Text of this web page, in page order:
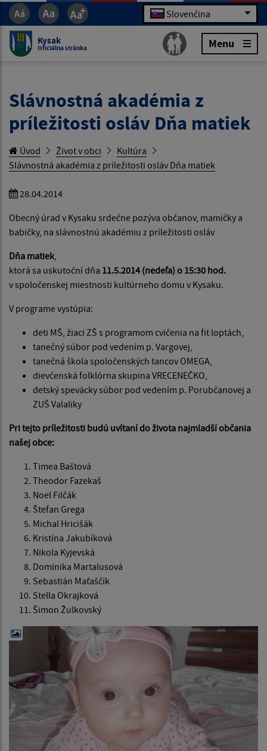
Slovenčina
Kysak
Oficiálna stránka Menu
Slávnostná akadémia z
príležitosti osláv Dňa matiek
Úvod Život v obci
Kultúra
Slávnostná akadémia z príležitosti osláv Dňa matiek
28.04.2014
Obecný úrad v Kysaku srdečne pozýva občanov, mamičky a
babičky, na slávnostnú akadémiu z príležitosti osláv
Dňa matiek,
ktorá sa uskutoční dňa 11.5.2014 (nedeľa) o 15:30 hod.
v spoločenskej miestnosti kultúrneho domu v Kysaku.
V programe vystúpia:
deti MŠ, žiaci ZŠ s programom cvičenia na fit loptách,
tanečný súbor pod vedením p. Vargovej,
tanečná škola spoločenských tancov OMEGA,
dievčenská folklórna skupina VRECENEČKO,
detský spevácky súbor pod vedením p. Porubčanovej a
ZUŠ Valaliky
Pri tejto príležitosti budú uvítaní do života najmladší občania
našej obce:
Timea Baštová
Theodor Fazekaš
Noel Filčák
Štefan Grega
Michal Hricišák
Kristína Jakubíková
Nikola Kyjevská
Dominika Martalusová
Sebastián Maťaščík
Stella Okrajková
Šimon Žulkovský